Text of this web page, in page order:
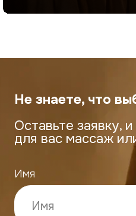
ECO TELO СЗР
г. Чебоксары, ул. Петра
Ермолаева, 3